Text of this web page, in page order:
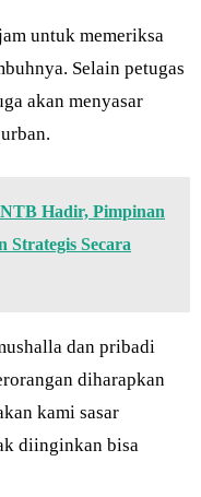
untuk memeriksa
Selain petugas
akan menyasar
Hadir, Pimpinan
Strategis Secara
dan pribadi
diharapkan
kami sasar
diinginkan bisa